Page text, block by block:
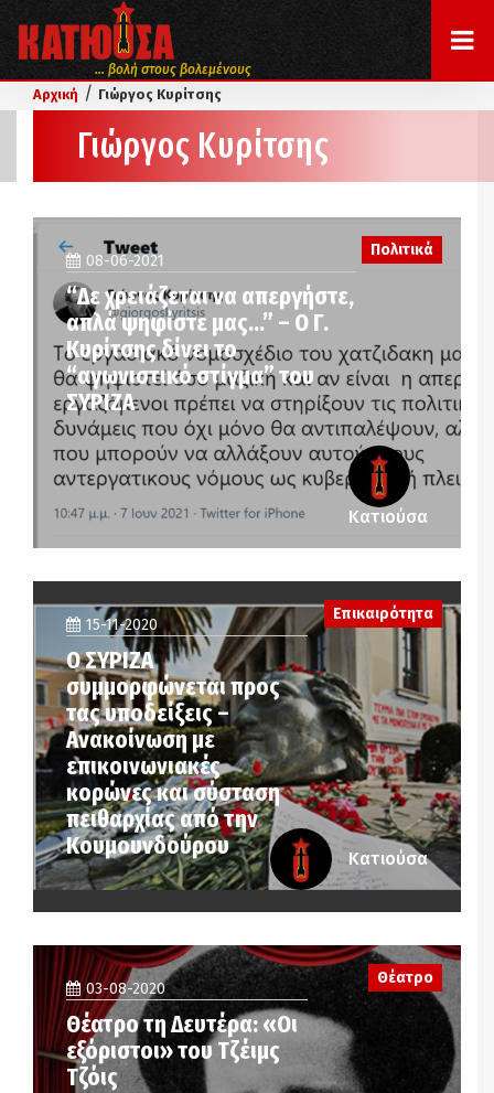
... βολή στους βολεμένους
Αρχική / Γιώργος Κυρίτσης
Γιώργος Κυρίτσης
Πολιτικά
08-06-2021
“Δε χρειάζεται να απεργήστε,
απλά ψηφίστε μας…” – Ο Γ.
Κυρίτσης δίνει το
“αγωνιστικό στίγμα” του
ΣΥΡΙΖΑ
Κατιούσα
15-11-2020
Ο ΣΥΡΙΖΑ
συμμορφώνεται προς
τας υποδείξεις –
Ανακοίνωση με
επικοινωνιακές
κορώνες και σύσταση
πειθαρχίας από την
Κουμουνδούρου
Επικαιρότητα
Κατιούσα
03-08-2020
Θέατρο τη Δευτέρα: «Οι
εξόριστοι» του Τζέιμς
Τζόις
Θέατρο